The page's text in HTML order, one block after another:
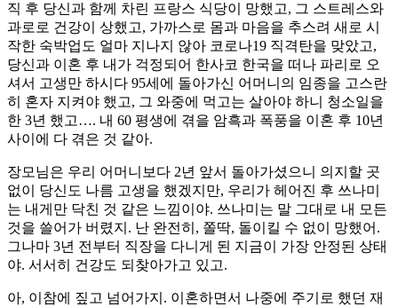
직 후 당신과 함께 차린 프랑스 식당이 망했고, 그 스트레스와
과로로 건강이 상했고, 가까스로 몸과 마음을 추스려 새로 시
작한 숙박업도 얼마 지나지 않아 코로나19 직격탄을 맞았고,
당신과 이혼 후 내가 걱정되어 한사코 한국을 떠나 파리로 오
셔서 고생만 하시다 95세에 돌아가신 어머니의 임종을 고스란
히 혼자 지켜야 했고, 그 와중에 먹고는 살아야 하니 청소일을
한 3년 했고…. 내 60 평생에 겪을 암흑과 폭풍을 이혼 후 10년
사이에 다 겪은 것 같아.
장모님은 우리 어머니보다 2년 앞서 돌아가셨으니 의지할 곳
없이 당신도 나름 고생을 했겠지만, 우리가 헤어진 후 쓰나미
는 내게만 닥친 것 같은 느낌이야. 쓰나미는 말 그대로 내 모든
것을 쓸어가 버렸지. 난 완전히, 쫄딱, 돌이킬 수 없이 망했어.
그나마 3년 전부터 직장을 다니게 된 지금이 가장 안정된 상태
야. 서서히 건강도 되찾아가고 있고.
아, 이참에 짚고 넘어가지. 이혼하면서 나중에 주기로 했던 재